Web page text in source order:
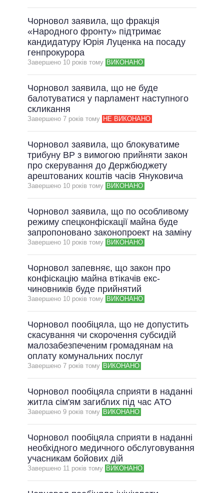
Чорновол заявила, що фракція
«Народного фронту» підтримає
кандидатуру Юрія Луценка на посаду
генпрокурора
Завершено 10 рокiв тому ВИКОНАНО
Чорновол заявила, що не буде
балотуватися у парламент наступного
скликання
Завершено 7 рокiв тому НЕ ВИКОНАНО
Чорновол заявила, що блокуватиме
трибуну ВР з вимогою прийняти закон
про скерування до Держбюджету
арештованих коштів часів Януковича
Завершено 10 рокiв тому ВИКОНАНО
Чорновол заявила, що по особливому
режиму спецконфіскації майна буде
запропоновано законопроект на заміну
Завершено 10 рокiв тому ВИКОНАНО
Чорновол запевняє, що закон про
конфіскацію майна втікачів екс-
чиновників буде прийнятий
Завершено 10 рокiв тому ВИКОНАНО
Чорновол пообіцяла, що не допустить
скасування чи скорочення субсидій
малозабезпеченим громадянам на
оплату комунальних послуг
Завершено 7 рокiв тому ВИКОНАНО
Чорновол пообіцяла сприяти в наданні
житла сім'ям загиблих під час АТО
Завершено 9 рокiв тому ВИКОНАНО
Чорновол пообіцяла сприяти в наданні
необхідного медичного обслуговування
учасникам бойових дій
Завершено 11 рокiв тому ВИКОНАНО